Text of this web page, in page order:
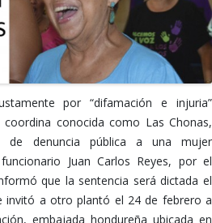
por “difamación e injuria”
conocida como Las Chonas,
de denuncia pública a una mujer
Juan Carlos Reyes, por el
que la sentencia será dictada el
invitó a otro plantó el 24 de febrero a
embajada hondureña ubicada en